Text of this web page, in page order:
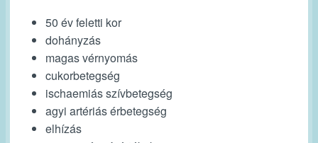
50 év feletti kor
dohányzás
magas vérnyomás
cukorbetegség
ischaemiás szívbetegség
agyi artériás érbetegség
elhízás